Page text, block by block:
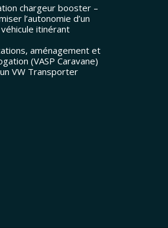
chargeur booster –
l’autonomie d’un
véhicule itinérant
aménagement et
(VASP Caravane)
VW Transporter